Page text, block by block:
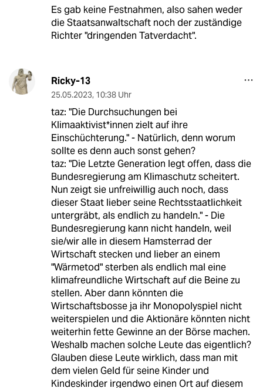
Es gab keine Festnahmen, also sahen weder
die Staatsanwaltschaft noch der zuständige
Richter "dringenden Tatverdacht".
Ricky-13
25.05.2023, 10:38 Uhr
taz: "Die Durchsuchungen bei
Klimaaktivist*innen zielt auf ihre
Einschüchterung." - Natürlich, denn worum
sollte es denn auch sonst gehen?
taz: "Die Letzte Generation legt offen, dass die
Bundesregierung am Klimaschutz scheitert.
Nun zeigt sie unfreiwillig auch noch, dass
dieser Staat lieber seine Rechtsstaatlichkeit
untergräbt, als endlich zu handeln." - Die
Bundesregierung kann nicht handeln, weil
sie/wir alle in diesem Hamsterrad der
Wirtschaft stecken und lieber an einem
"Wärmetod" sterben als endlich mal eine
klimafreundliche Wirtschaft auf die Beine zu
stellen. Aber dann könnten die
Wirtschaftsbosse ja ihr Monopolyspiel nicht
weiterspielen und die Aktionäre könnten nicht
weiterhin fette Gewinne an der Börse machen.
Weshalb machen solche Leute das eigentlich?
Glauben diese Leute wirklich, dass man mit
dem vielen Geld für seine Kinder und
Kindeskinder irgendwo einen Ort auf diesem